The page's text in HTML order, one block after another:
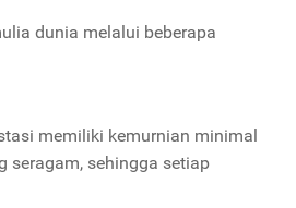
dunia melalui beberapa
memiliki kemurnian minimal
seragam, sehingga setiap